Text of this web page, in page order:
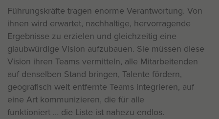
Führungskräfte tragen enorme Verantwortung. Von
ihnen wird erwartet, nachhaltige, hervorragende
Ergebnisse zu erzielen und gleichzeitig eine
glaubwürdige Vision aufzubauen. Sie müssen diese
Vision ihren Teams vermitteln, alle Mitarbeitenden
auf denselben Stand bringen, Talente fördern,
geografisch weit entfernte Teams integrieren, auf
eine Art kommunizieren, die für alle
funktioniert … die Liste ist nahezu endlos.